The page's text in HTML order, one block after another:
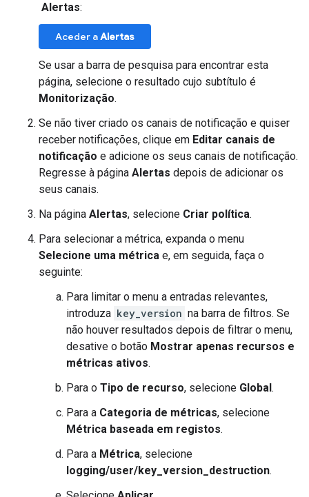
Alertas:
Aceder aAlertas
Se usar a barra de pesquisa para encontrar esta
página, selecione o resultado cujo subtítulo é
Monitorização.
Se não tiver criado os canais de notificação e quiser
receber notificações, clique em Editar canais de
notificação e adicione os seus canais de notificação.
Regresse à página Alertas depois de adicionar os
seus canais.
Na página Alertas, selecione Criar política.
Para selecionar a métrica, expanda o menu
Selecione uma métrica e, em seguida, faça o
seguinte:
Para limitar o menu a entradas relevantes,
introduza key_version na barra de filtros. Se
não houver resultados depois de filtrar o menu,
desative o botão Mostrar apenas recursos e
métricas ativos.
Para o Tipo de recurso, selecione Global.
Para a Categoria de métricas, selecione
Métrica baseada em registos.
Para a Métrica, selecione
logging/user/key_version_destruction.